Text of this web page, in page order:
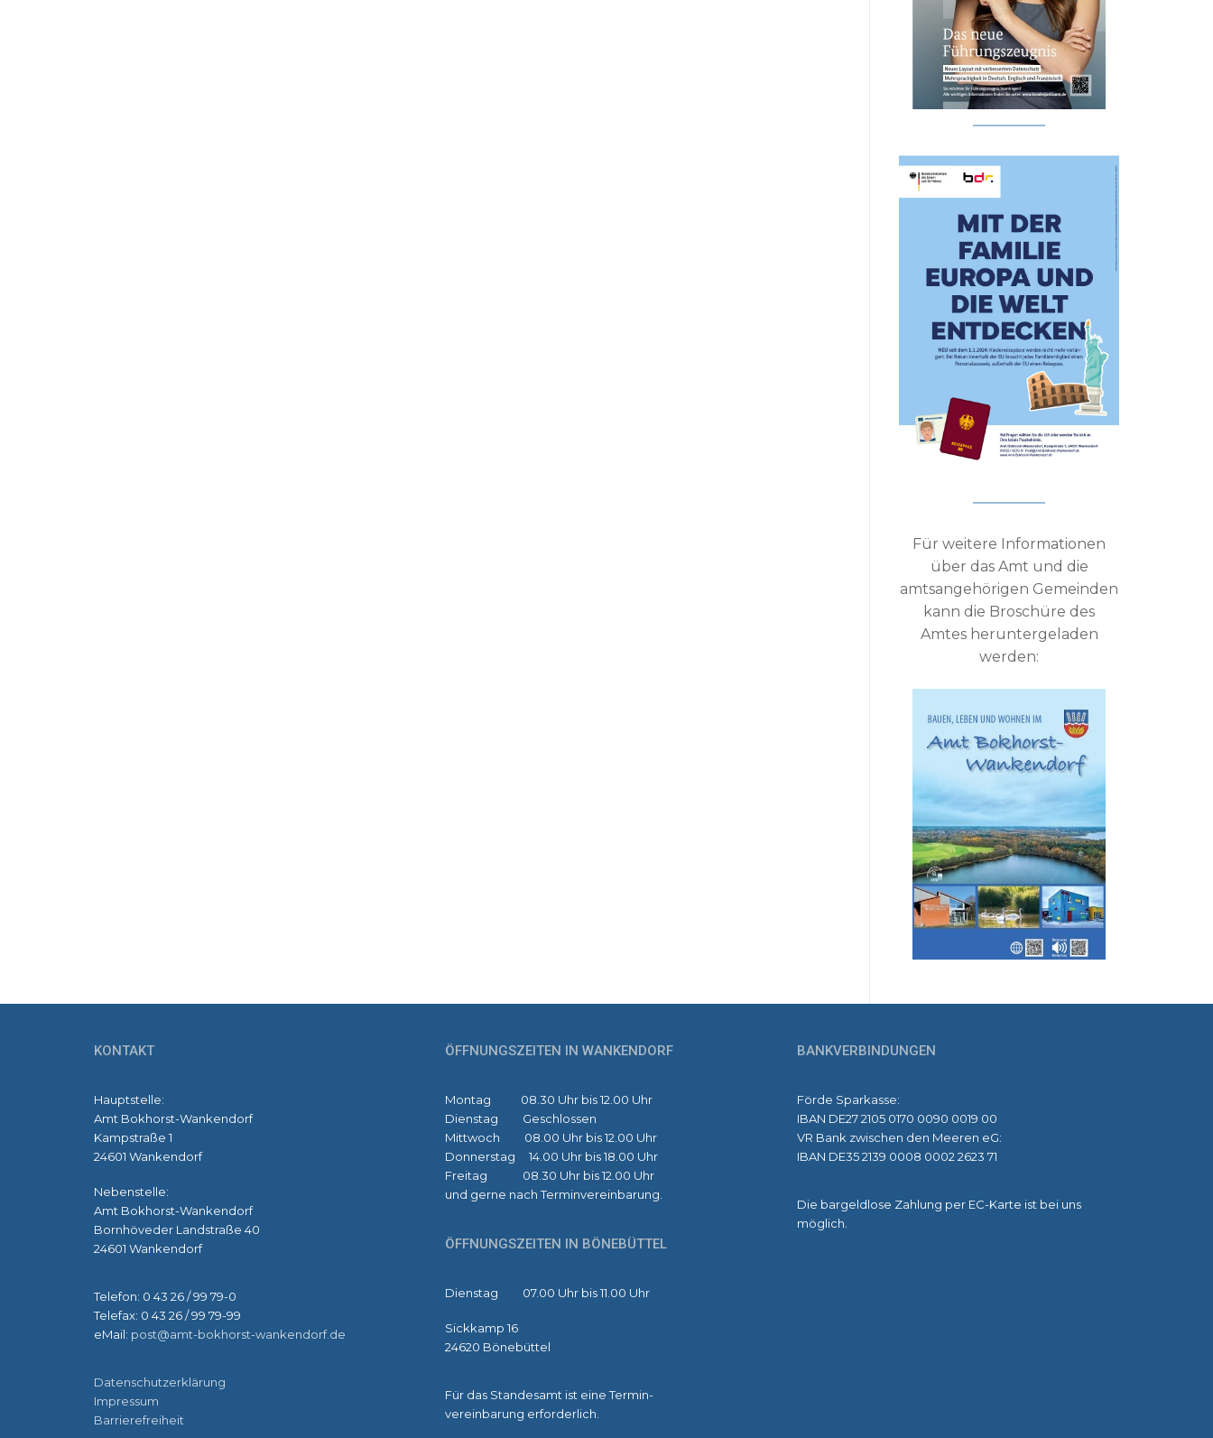
Für weitere Informationen
über das Amt und die
amtsangehörigen Gemeinden
kann die Broschüre des
Amtes heruntergeladen
werden:
KONTAKT
Hauptstelle:
Amt Bokhorst-Wankendorf
Kampstraße 1
24601 Wankendorf
Nebenstelle:
Amt Bokhorst-Wankendorf
Bornhöveder Landstraße 40
24601 Wankendorf
Telefon: 0 43 26 / 99 79-0
Telefax: 0 43 26 / 99 79-99
eMail: post@amt-bokhorst-wankendorf.de
Datenschutzerklärung
Impressum
Barrierefreiheit
ÖFFNUNGSZEITEN IN WANKENDORF
Montag 08.30 Uhr bis 12.00 Uhr
Dienstag Geschlossen
Mittwoch 08.00 Uhr bis 12.00 Uhr
Donnerstag 14.00 Uhr bis 18.00 Uhr
Freitag 08.30 Uhr bis 12.00 Uhr
und gerne nach Terminvereinbarung.
ÖFFNUNGSZEITEN IN BÖNEBÜTTEL
Dienstag 07.00 Uhr bis 11.00 Uhr
Sickkamp 16
24620 Bönebüttel
Für das Standesamt ist eine Termin-
vereinbarung erforderlich.
BANKVERBINDUNGEN
Förde Sparkasse:
IBAN DE27 2105 0170 0090 0019 00
VR Bank zwischen den Meeren eG:
IBAN DE35 2139 0008 0002 2623 71
Die bargeldlose Zahlung per EC-Karte ist bei uns
möglich.